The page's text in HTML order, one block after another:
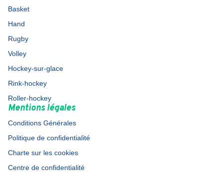
Basket
Hand
Rugby
Volley
Hockey-sur-glace
Rink-hockey
Roller-hockey
Mentions légales
Conditions Générales
Politique de confidentialité
Charte sur les cookies
Centre de confidentialité